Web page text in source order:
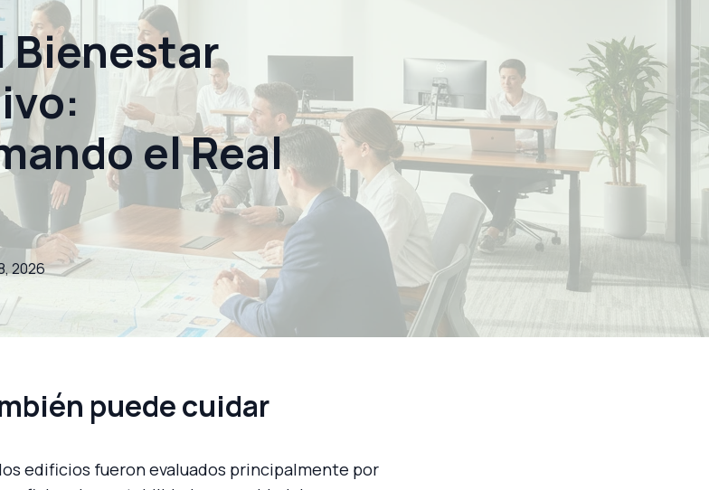
Bienestar
el Real
2026
puede cuidar
edificios fueron evaluados principalmente por